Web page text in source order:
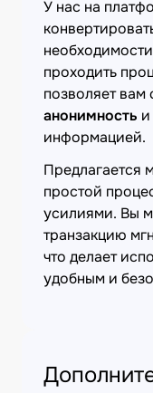
У нас на
проходить
позволяет вам
анонимность
информацией.
Предлагается
простой
усилиями. Вы
транзакцию
что делает
удобным и